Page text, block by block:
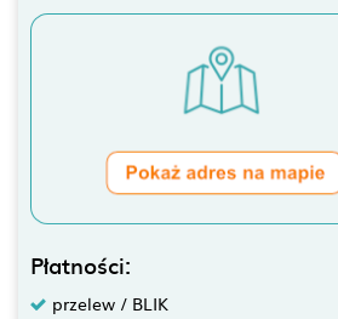
Płatności:
przelew / BLIK